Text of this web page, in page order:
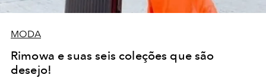
MODA
Rimowa e suas seis coleções que são
desejo!